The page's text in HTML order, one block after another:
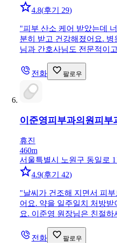
4.8(후기 29)
"피부 산소 케어 받았는데
분히 받고 건강해졌어요.
님과 간호사님도 전문적이
전화 팔로우
이준영피부과의원 피부
휴진
460m
서울특별시 노원구 동일로
4.9(후기 42)
"날씨가 건조해 지면서 피
어요. 약을 일주일치 처방받
요. 이준영 원장님은 친절하
전화 팔로우